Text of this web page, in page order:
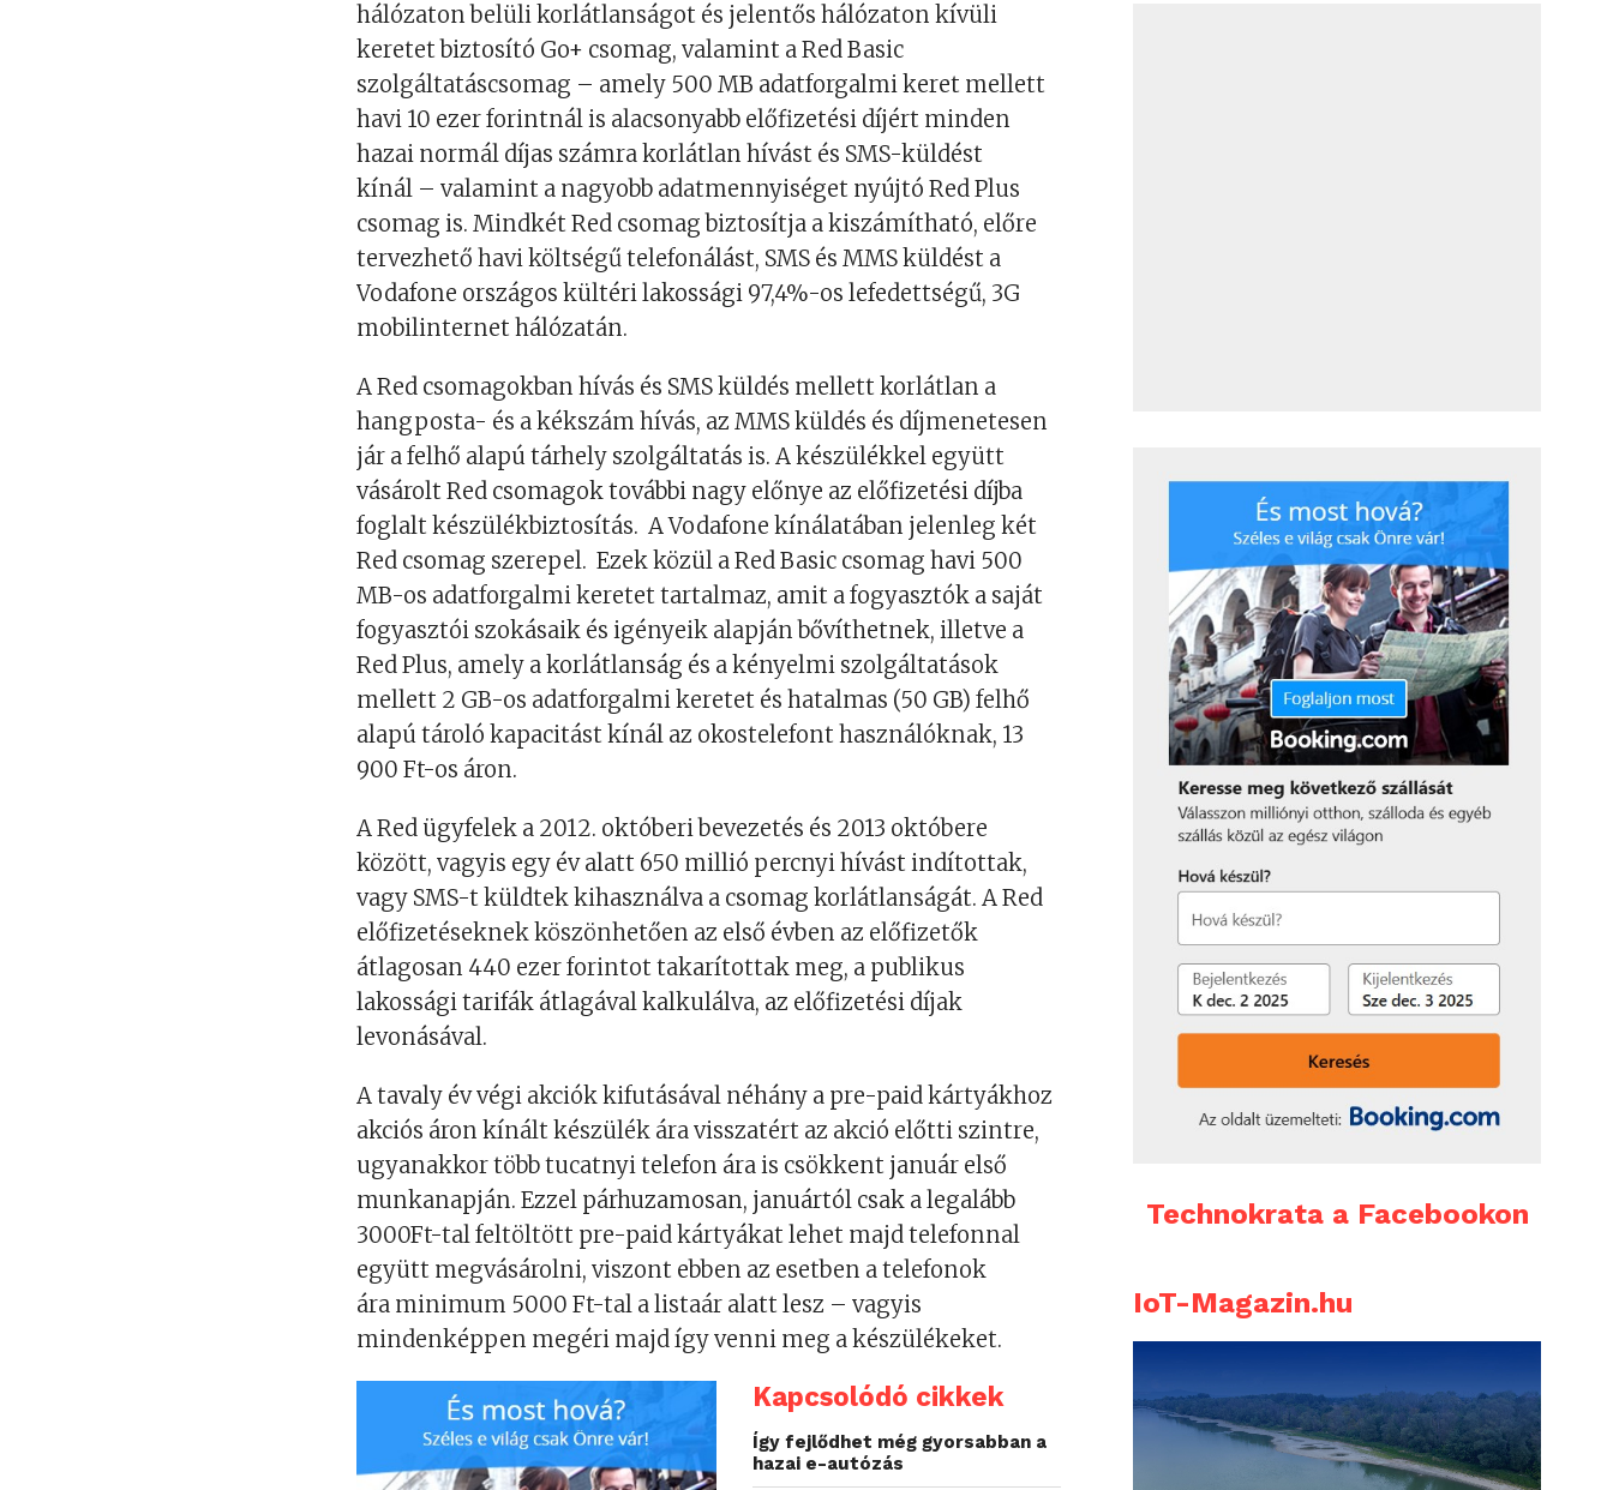
hálózaton belüli korlátlanságot és jelentős hálózaton kívüli
keretet biztosító Go+ csomag, valamint a Red Basic
szolgáltatáscsomag – amely 500 MB adatforgalmi keret mellett
havi 10 ezer forintnál is alacsonyabb előfizetési díjért minden
hazai normál díjas számra korlátlan hívást és SMS-küldést
kínál – valamint a nagyobb adatmennyiséget nyújtó Red Plus
csomag is. Mindkét Red csomag biztosítja a kiszámítható, előre
tervezhető havi költségű telefonálást, SMS és MMS küldést a
Vodafone országos kültéri lakossági 97,4%-os lefedettségű, 3G
mobilinternet hálózatán.
A Red csomagokban hívás és SMS küldés mellett korlátlan a
hangposta- és a kékszám hívás, az MMS küldés és díjmenetesen
jár a felhő alapú tárhely szolgáltatás is. A készülékkel együtt
vásárolt Red csomagok további nagy előnye az előfizetési díjba
foglalt készülékbiztosítás. A Vodafone kínálatában jelenleg két
Red csomag szerepel. Ezek közül a Red Basic csomag havi 500
MB-os adatforgalmi keretet tartalmaz, amit a fogyasztók a saját
fogyasztói szokásaik és igényeik alapján bővíthetnek, illetve a
Red Plus, amely a korlátlanság és a kényelmi szolgáltatások
mellett 2 GB-os adatforgalmi keretet és hatalmas (50 GB) felhő
alapú tároló kapacitást kínál az okostelefont használóknak, 13
900 Ft-os áron.
A Red ügyfelek a 2012. októberi bevezetés és 2013 októbere
között, vagyis egy év alatt 650 millió percnyi hívást indítottak,
vagy SMS-t küldtek kihasználva a csomag korlátlanságát. A Red
előfizetéseknek köszönhetően az első évben az előfizetők
átlagosan 440 ezer forintot takarítottak meg, a publikus
lakossági tarifák átlagával kalkulálva, az előfizetési díjak
levonásával.
A tavaly év végi akciók kifutásával néhány a pre-paid kártyákhoz
akciós áron kínált készülék ára visszatért az akció előtti szintre,
ugyanakkor több tucatnyi telefon ára is csökkent január első
munkanapján. Ezzel párhuzamosan, januártól csak a legalább
3000Ft-tal feltöltött pre-paid kártyákat lehet majd telefonnal
együtt megvásárolni, viszont ebben az esetben a telefonok
ára minimum 5000 Ft-tal a listaár alatt lesz – vagyis
mindenképpen megéri majd így venni meg a készülékeket.
Kapcsolódó cikkek
Így fejlődhet még gyorsabban a
hazai e-autózás
Technokrata a Facebookon
IoT-Magazin.hu